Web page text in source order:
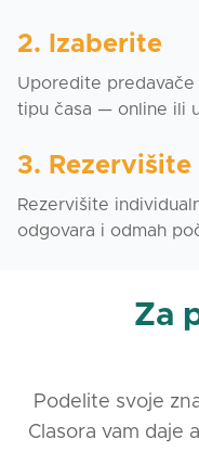
2. Izaberite
Uporedite predavače
tipu časa — online ili
3. Rezervišite
Rezervišite
odgovara i odmah
Za
Podelite svoje
Clasora vam daje